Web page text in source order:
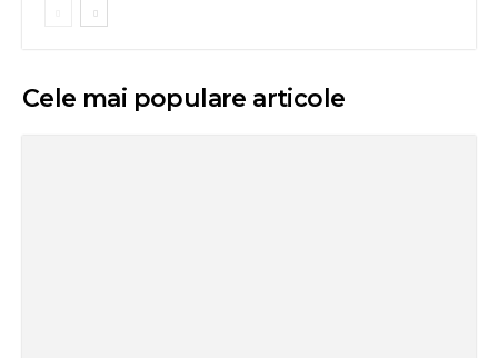
Cele mai populare articole